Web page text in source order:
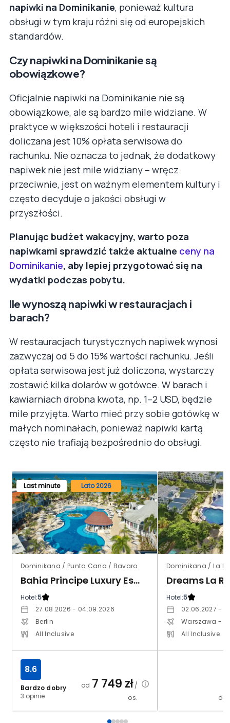
napiwki na Dominikanie, ponieważ kultura
obsługi w tym kraju różni się od europejskich
standardów.
Czy napiwki na Dominikanie są
obowiązkowe?
Oficjalnie napiwki na Dominikanie nie są
obowiązkowe, ale są bardzo mile widziane. W
praktyce w większości hoteli i restauracji
doliczana jest 10% opłata serwisowa do
rachunku. Nie oznacza to jednak, że dodatkowy
napiwek nie jest mile widziany – wręcz
przeciwnie, jest on ważnym elementem kultury i
często decyduje o jakości obsługi w
przyszłości.
Planując budżet wakacyjny, warto poza
napiwkami sprawdzić także aktualne ceny na
Dominikanie, aby lepiej przygotować się na
wydatki podczas pobytu.
Ile wynoszą napiwki w restauracjach i
barach?
W restauracjach turystycznych napiwek wynosi
zazwyczaj od 5 do 15% wartości rachunku. Jeśli
opłata serwisowa jest już doliczona, wystarczy
zostawić kilka dolarów w gotówce. W barach i
kawiarniach drobna kwota, np. 1–2 USD, będzie
mile przyjęta. Warto mieć przy sobie gotówkę w
małych nominałach, ponieważ napiwki kartą
często nie trafiają bezpośrednio do obsługi.
Last minute Lato 2026
Dominikana / Punta Cana / Bavaro
Bahia Principe Luxury Esmeralda
Hotel:5
27.08.2026 - 04.09.2026
Berlin
All Inclusive
Bardzo dobry
3 opinie
8.6
od 7 749 zł/
os.
Dominikana / La
Hotel:5
02.06.2027 -
Warszawa -
All Inclusive
od